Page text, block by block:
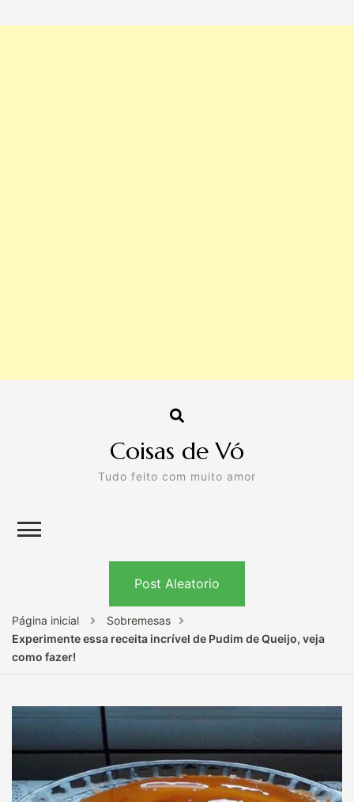
Coisas de Vó
Tudo feito com muito amor
Post Aleatorio
Página inicial
Sobremesas
Experimente essa receita incrível de Pudim de Queijo, veja
como fazer!